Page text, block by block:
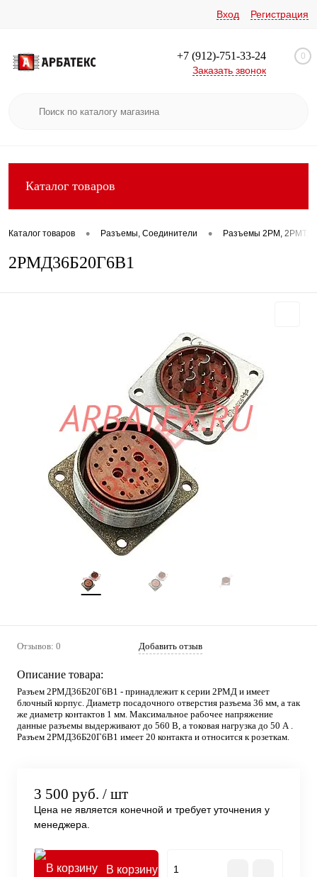
Вход Регистрация
+7 (912)-751-33-24
Заказать звонок
0
Каталог товаров
Каталог товаров • Разъемы, Соединители • Разъемы 2РМ, 2РМТ,
2РМД36Б20Г6В1
Отзывов: 0 Добавить отзыв
Описание товара:
Разъем 2РМД36Б20Г6В1 - принадлежит к серии 2РМД и имеет
блочный корпус. Диаметр посадочного отверстия разъема 36 мм, а так
же диаметр контактов 1 мм. Максимальное рабочее напряжение
данные разъемы выдерживают до 560 В, а токовая нагрузка до 50 А .
Разъем 2РМД36Б20Г6В1 имеет 20 контакта и относится к розеткам.
3 500 руб. / шт
Цена не является конечной и требует уточнения у
менеджера.
В корзину